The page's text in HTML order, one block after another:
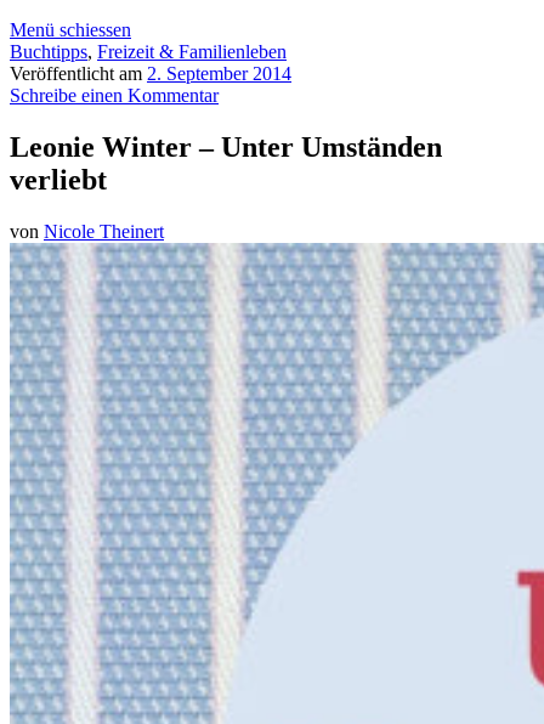
Menü schiessen
Buchtipps, Freizeit & Familienleben
Veröffentlicht am 2. September 2014
Schreibe einen Kommentar
Leonie Winter – Unter Umständen
verliebt
von Nicole Theinert